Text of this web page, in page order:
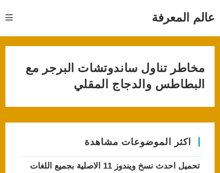
عالم المعرفة
مخاطر تناول ساندوتشات البرجر مع
البطاطس والدجاج المقلي
اكثر الموضوعات مشاهدة
تحميل احدث نسخ ويندوز 11 الاصلية بجميع اللغات